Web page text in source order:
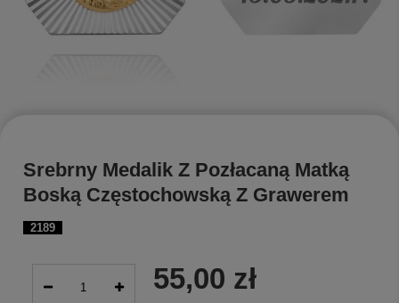
2189
Srebrny Medalik Z Pozłacaną Matką
Boską Częstochowską Z Grawerem
55,00 zł